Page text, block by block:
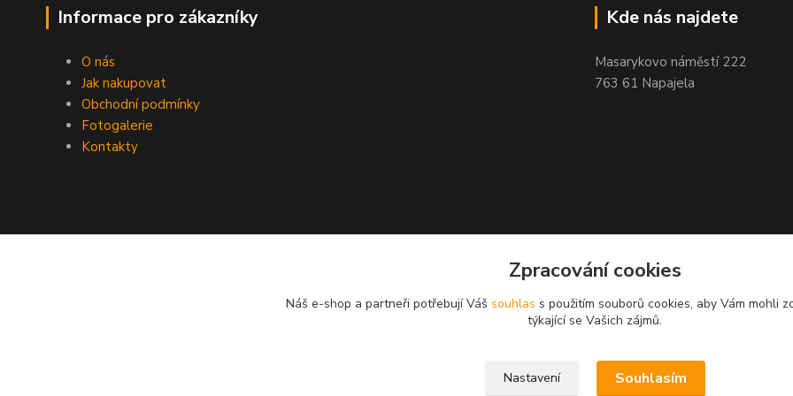
Informace pro zákazníky
O nás
Jak nakupovat
Obchodní podmínky
Fotogalerie
Kontakty
Kde nás najdete
Masarykovo náměstí 222
763 61 Napajela
Zpracování cookies
Náš e-shop a partneři potřebují Váš souhlas s použitím souborů cookies, aby Vám mohli
týkající se Vašich zájmů.
Nastavení Souhlasím